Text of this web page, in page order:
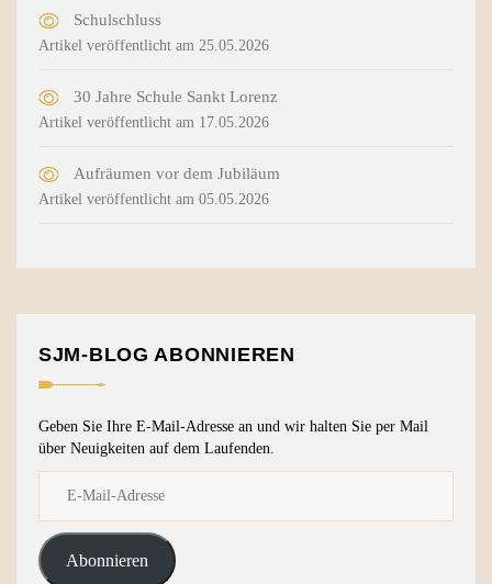
Schulschluss
Artikel veröffentlicht am 25.05.2026
30 Jahre Schule Sankt Lorenz
Artikel veröffentlicht am 17.05.2026
Aufräumen vor dem Jubiläum
Artikel veröffentlicht am 05.05.2026
SJM-BLOG ABONNIEREN
Geben Sie Ihre E-Mail-Adresse an und wir halten Sie per Mail
über Neuigkeiten auf dem Laufenden.
Abonnieren